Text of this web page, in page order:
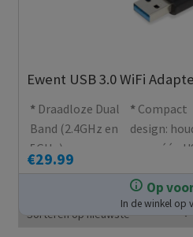
Op
In de winkel op
Ewent USB 3.0 WiFi
€29.99
Draadloze Dual
Band (2.4GHz en
5GHz)
netwerkadapter
Compact
design:
maar één